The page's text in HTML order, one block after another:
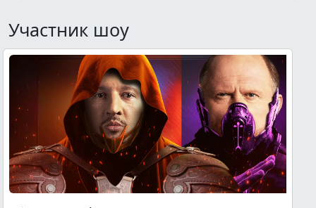
Участник шоу